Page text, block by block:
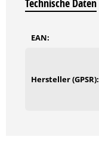
Technische Daten
EAN:
Hersteller (GPSR):